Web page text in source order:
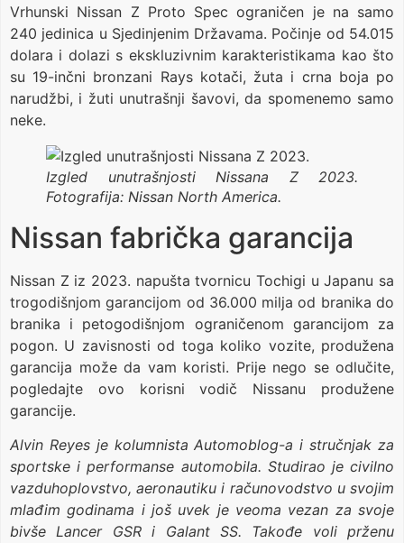
Vrhunski Nissan Z Proto Spec ograničen je na samo
240 jedinica u Sjedinjenim Državama. Počinje od 54.015
dolara i dolazi s ekskluzivnim karakteristikama kao što
su 19-inčni bronzani Rays kotači, žuta i crna boja po
narudžbi, i žuti unutrašnji šavovi, da spomenemo samo
neke.
Izgled unutrašnjosti Nissana Z 2023.
Fotografija: Nissan North America.
Nissan fabrička garancija
Nissan Z iz 2023. napušta tvornicu Tochigi u Japanu sa
trogodišnjom garancijom od 36.000 milja od branika do
branika i petogodišnjom ograničenom garancijom za
pogon. U zavisnosti od toga koliko vozite, produžena
garancija može da vam koristi. Prije nego se odlučite,
pogledajte ovo korisni vodič Nissanu produžene
garancije.
Alvin Reyes je kolumnista Automoblog-a i stručnjak za
sportske i performanse automobila. Studirao je civilno
vazduhoplovstvo, aeronautiku i računovodstvo u svojim
mlađim godinama i još uvek je veoma vezan za svoje
bivše Lancer GSR i Galant SS. Takođe voli prženu